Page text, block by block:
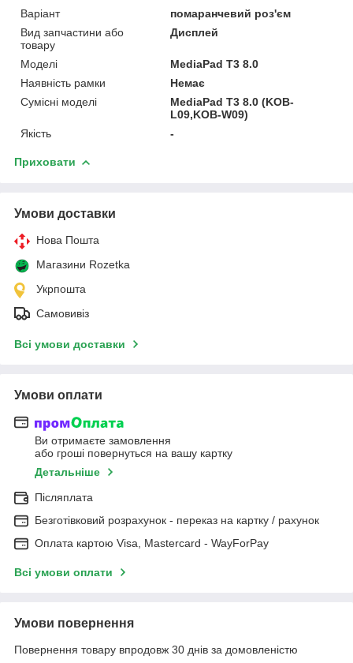
Варіант
помаранчевий роз'єм
Вид запчастини або
товару
Дисплей
Моделі
MediaPad T3 8.0
Наявність рамки
Немає
Сумісні моделі
MediaPad T3 8.0 (KOB-
L09,KOB-W09)
Якість
-
Приховати
Умови доставки
Нова Пошта
Магазини Rozetka
Укрпошта
Самовивіз
Всі умови доставки
Умови оплати
Ви отримаєте замовлення
або гроші повернуться на вашу картку
Детальніше
Післяплата
Безготівковий розрахунок - переказ на картку / рахунок
Оплата картою Visa, Mastercard - WayForPay
Всі умови оплати
Умови повернення
Повернення товару впродовж 30 днів за домовленістю